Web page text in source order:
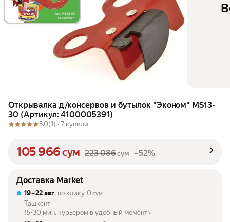
Открывалка д/консервов и бутылок "Эконом" MS13-
30 (Артикул: 4100005391)
5.0(1) · 7 купили
105 966сум 223 086сум –52%
Доставка Market
19 – 22 авг, по клику 0 сум
Ташкент
15-30 мин. курьером в удобный момент